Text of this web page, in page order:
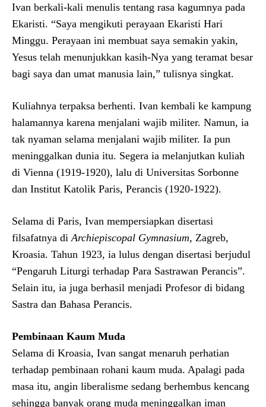
Ivan berkali-kali menulis tentang rasa kagumnya pada
Ekaristi. “Saya mengikuti perayaan Ekaristi Hari
Minggu. Perayaan ini membuat saya semakin yakin,
Yesus telah menunjukkan kasih-Nya yang teramat besar
bagi saya dan umat manusia lain,” tulisnya singkat.
Kuliahnya terpaksa berhenti. Ivan kembali ke kampung
halamannya karena menjalani wajib militer. Namun, ia
tak nyaman selama menjalani wajib militer. Ia pun
meninggalkan dunia itu. Segera ia melanjutkan kuliah
di Vienna (1919-1920), lalu di Universitas Sorbonne
dan Institut Katolik Paris, Perancis (1920-1922).
Selama di Paris, Ivan mempersiapkan disertasi
filsafatnya di Archiepiscopal Gymnasium, Zagreb,
Kroasia. Tahun 1923, ia lulus dengan disertasi berjudul
“Pengaruh Liturgi terhadap Para Sastrawan Perancis”.
Selain itu, ia juga berhasil menjadi Profesor di bidang
Sastra dan Bahasa Perancis.
Pembinaan Kaum Muda
Selama di Kroasia, Ivan sangat menaruh perhatian
terhadap pembinaan rohani kaum muda. Apalagi pada
masa itu, angin liberalisme sedang berhembus kencang
sehingga banyak orang muda meninggalkan iman